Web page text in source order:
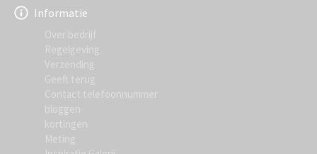
Informatie
Over bedrijf
Regelgeving
Verzending
Geeft terug
Contact telefoonnummer
bloggen
kortingen
Meting